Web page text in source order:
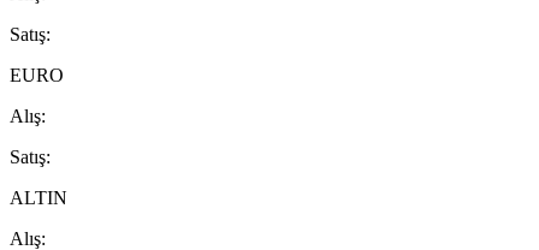
Satış:
EURO
Alış:
Satış:
ALTIN
Alış: